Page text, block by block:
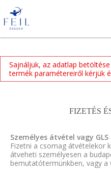
Sajnáljuk, az adatlap
termék paramétereiről kérjük
FIZETÉS
Személyes átvétel vagy
Fizetni a csomag átvételekor
átveheti személyesen a
bemutatótermünkben, vagy a